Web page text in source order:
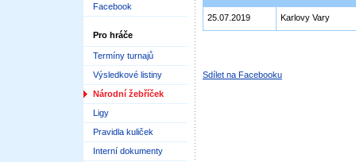
Facebook
Pro hráče
Termíny turnajů
Výsledkové listiny
Národní žebříček
Ligy
Pravidla kuliček
Interní dokumenty
25.07.2019 Karlovy Vary
Sdílet na Facebooku